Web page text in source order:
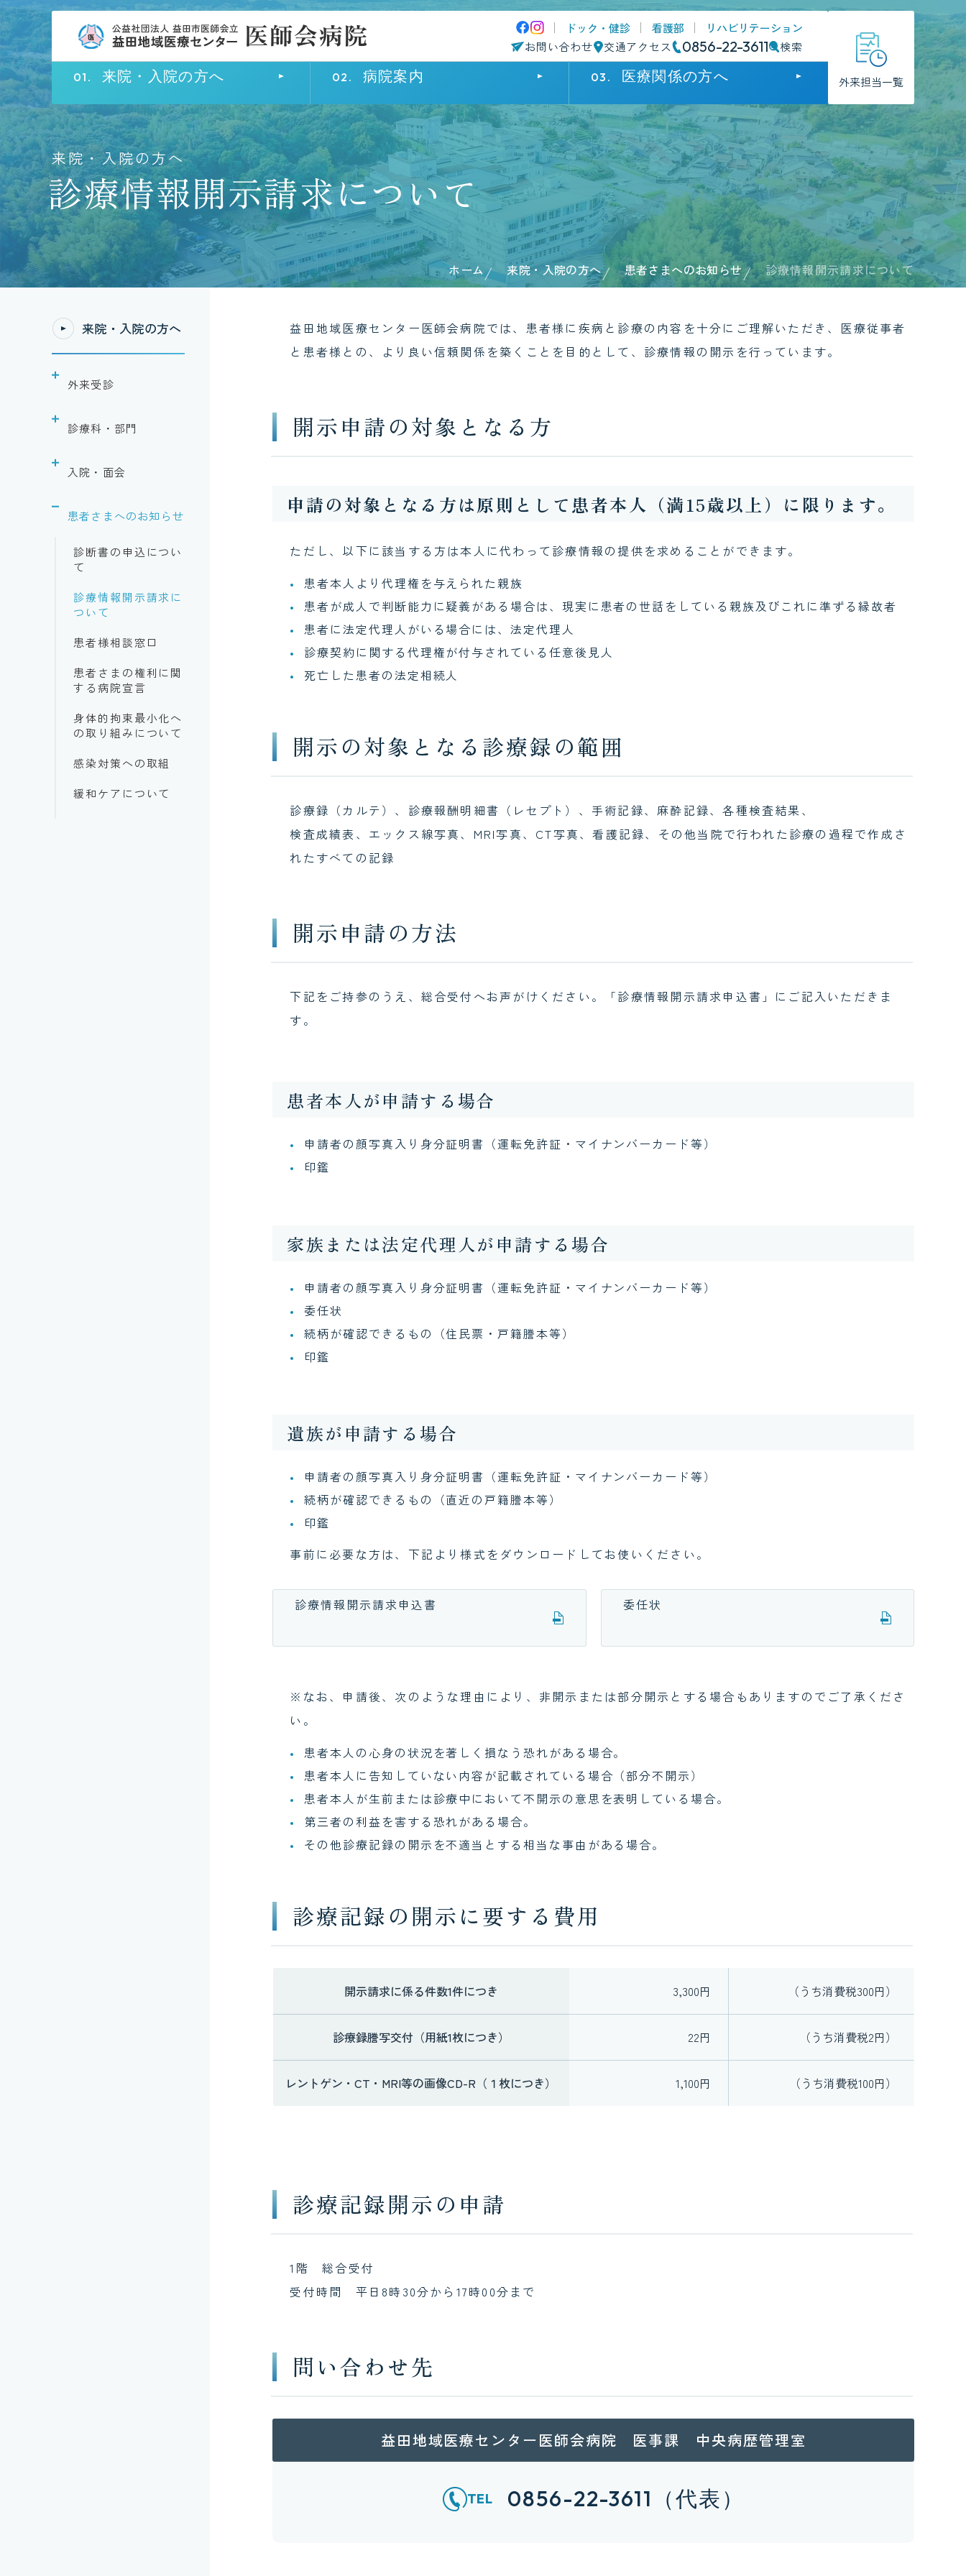
ドック・健診 看護部
リハビリテーション
お問い合わせ
交通アクセス 0856-22-3611 検索
来院・入院の方へ
来院・入院の方へ
外来受診
診療科・部門
入院・面会
患者さまへのお知らせ
病院案内
病院案内
院長挨拶
病院概要
理念・基本方針
施設基準
認定施設・一覧
在宅療養後方支援病院
患者さまの権利に関する病院宣言
個人情報保護について
広報
ドクターインタビュー
医療関係の方へ
医療関係の方へ
患者さまのご紹介について
診療科・部門
採用情報
外来担当一覧
来院・入院の方へ
診療情報開示請求について
ホーム 来院・入院の方へ 患者さまへのお知らせ 診療情報開示請求について
益田地域医療センター医師会病院では、患者様に疾病と診療の内容を十分にご理解いただき、医療従事者
と患者様との、より良い信頼関係を築くことを目的として、診療情報の開示を行っています。
開示申請の対象となる方
申請の対象となる方は原則として患者本人（満15歳以上）に限ります。
ただし、以下に該当する方は本人に代わって診療情報の提供を求めることができます。
患者本人より代理権を与えられた親族
患者が成人で判断能力に疑義がある場合は、現実に患者の世話をしている親族及びこれに準ずる縁故者
患者に法定代理人がいる場合には、法定代理人
診療契約に関する代理権が付与されている任意後見人
死亡した患者の法定相続人
開示の対象となる診療録の範囲
診療録（カルテ）、診療報酬明細書（レセプト）、手術記録、麻酔記録、各種検査結果、
検査成績表、エックス線写真、MRI写真、CT写真、看護記録、その他当院で行われた診療の過程で作成さ
れたすべての記録
開示申請の方法
下記をご持参のうえ、総合受付へお声がけください。「診療情報開示請求申込書」にご記入いただきま
す。
患者本人が申請する場合
申請者の顔写真入り身分証明書（運転免許証・マイナンバーカード等）
印鑑
家族または法定代理人が申請する場合
申請者の顔写真入り身分証明書（運転免許証・マイナンバーカード等）
委任状
続柄が確認できるもの（住民票・戸籍謄本等）
印鑑
遺族が申請する場合
申請者の顔写真入り身分証明書（運転免許証・マイナンバーカード等）
続柄が確認できるもの（直近の戸籍謄本等）
印鑑
事前に必要な方は、下記より様式をダウンロードしてお使いください。
診療情報開示請求申込書 委任状
※なお、申請後、次のような理由により、非開示または部分開示とする場合もありますのでご了承くださ
い。
患者本人の心身の状況を著しく損なう恐れがある場合。
患者本人に告知していない内容が記載されている場合（部分不開示）
患者本人が生前または診療中において不開示の意思を表明している場合。
第三者の利益を害する恐れがある場合。
その他診療記録の開示を不適当とする相当な事由がある場合。
診療記録の開示に要する費用
開示請求に係る件数1件につき 3,300円 （うち消費税300円）
診療録謄写交付（用紙1枚につき） 22円 （うち消費税2円）
レントゲン・CT・MRI等の画像CD-R（１枚につき） 1,100円 （うち消費税100円）
診療記録開示の申請
1階 総合受付
受付時間 平日8時30分から17時00分まで
問い合わせ先
益田地域医療センター医師会病院 医事課 中央病歴管理室
TEL 0856-22-3611（代表）
来院・入院の方へ
外来受診
外来診療のご案内
案内
て
情報通信機器を用い
診療科・部門
呼吸器外科
内科
循環器内科
呼吸器内科
外科
形成外科
脳神経外科
麻酔科
リハビリテーション
入院・面会
入院のご案内
患者さまへのお知らせ
診断書の申込につい
て
診療情報開示請求に
ついて
患者様相談窓口
患者さまの権利に関
する病院宣言
身体的拘束最小化へ
の取り組みについて
感染対策への取組
緩和ケアについて